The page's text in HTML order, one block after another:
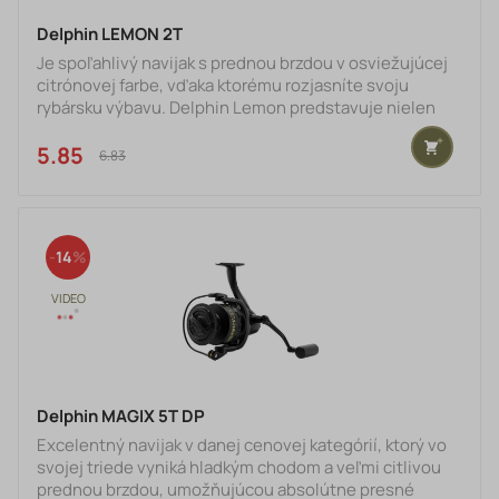
Delphin LEMON 2T
Je spoľahlivý navijak s prednou brzdou v osviežujúcej
citrónovej farbe, vďaka ktorému rozjasníte svoju
rybársku výbavu. Delphin Lemon predstavuje nielen
funkčný nástroj, ale aj štýlový doplnok vhodný pre
každého vášnivého rybára.Navijak sa vyznačuje
konštrukcie, vďaka čomu je lov s ním veľmi pohodlný a
nenáročný. Prevodové
5.85 €6.83 €
14
Delphin MAGIX 5T DP
Excelentný navijak v danej cenovej kategórií, ktorý vo
svojej triede vyniká hladkým chodom a veľmi citlivou
prednou brzdou, umožňujúcou absolútne presné